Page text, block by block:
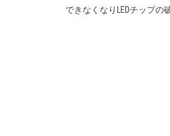
できなくなりLEDチップの